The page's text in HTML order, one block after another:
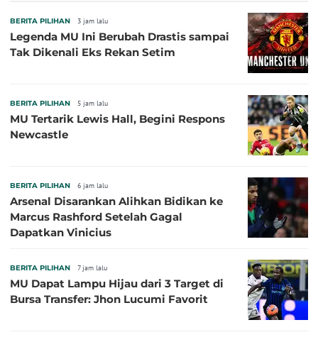
BERITA PILIHAN 3 jam lalu
Legenda MU Ini Berubah Drastis sampai
Tak Dikenali Eks Rekan Setim
BERITA PILIHAN 5 jam lalu
MU Tertarik Lewis Hall, Begini Respons
Newcastle
BERITA PILIHAN 6 jam lalu
Arsenal Disarankan Alihkan Bidikan ke
Marcus Rashford Setelah Gagal
Dapatkan Vinicius
BERITA PILIHAN 7 jam lalu
MU Dapat Lampu Hijau dari 3 Target di
Bursa Transfer: Jhon Lucumi Favorit